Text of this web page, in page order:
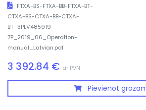
FTXA-BS-FTXA-BB-FTXA-BT-
CTXA-BS-CTXA-BB-CTXA-
BT_3PLV485919-
7P_2019_06_Operation-
manual_Latvian.pdf
3 392.84 € ar PVN
Pievienot